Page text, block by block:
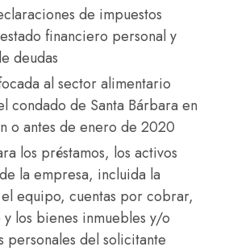
de impuestos
financiero personal y
deudas
al sector alimentario
condado de Santa Bárbara en
o antes de enero de 2020
los préstamos, los activos
la empresa, incluida la
equipo, cuentas por cobrar,
los bienes inmuebles y/o
personales del solicitante